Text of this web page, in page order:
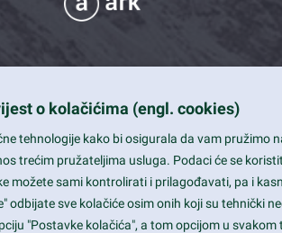
o kolačićima (engl. cookies)
tehnologije kako bi osigurala da vam pružimo
trećim pružateljima usluga. Podaci će se
sami kontrolirati i prilagođavati, pa i
odbijate sve kolačiće osim onih koji su tehnički
"Postavke kolačića", a tom opcijom u